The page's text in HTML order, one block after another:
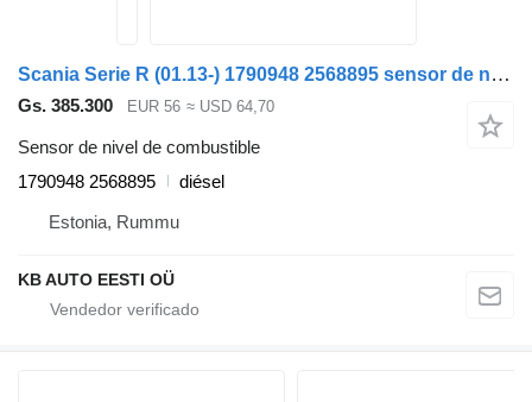
Scania Serie R (01.13-) 1790948 2568895 sensor de nivel de combustible para Scania P,G,R,T camión
Gs. 385.300 EUR 56 ≈ USD 64,70
Sensor de nivel de combustible
1790948 2568895
diésel
Estonia, Rummu
KB AUTO EESTI OÜ